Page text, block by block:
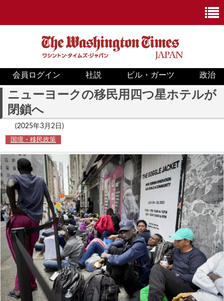
ニュース
政治
ホワイトハウス
COVID-19
米国内
国際
安全保障
ビジネス・経済
カルチャー
会員ログイン 社説 ビル・ガーツ 政治
ニューヨークの移民用四つ星ホテルが
閉鎖へ
(2025年3月2日)
国境・移民政策